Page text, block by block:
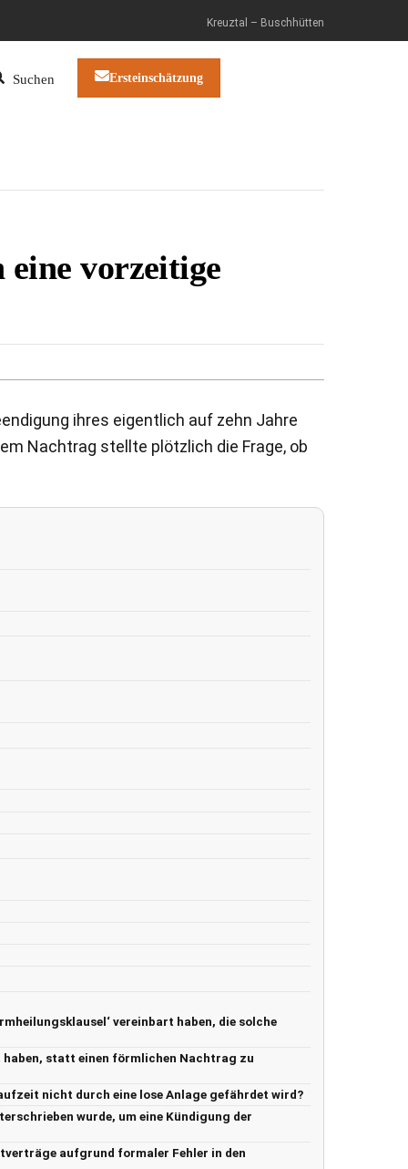
Kreuztal – Buschhütten
Suchen Ersteinschätzung
vorzeitige
ihres eigentlich auf zehn Jahre
Nachtrag stellte plötzlich die Frage, ob
vereinbart haben, die solche
statt einen förmlichen Nachtrag zu
nicht durch eine lose Anlage gefährdet wird?
wurde, um eine Kündigung der
aufgrund formaler Fehler in den